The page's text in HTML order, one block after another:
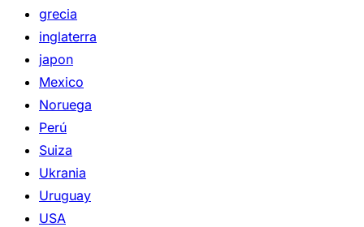
grecia
inglaterra
japon
Mexico
Noruega
Perú
Suiza
Ukrania
Uruguay
USA